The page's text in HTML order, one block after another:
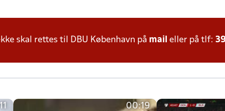
skal rettes til DBU København på mail eller på tlf:
00:19